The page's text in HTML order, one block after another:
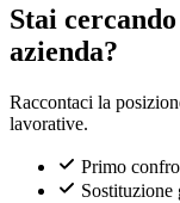
Stai
azienda?
Raccontaci la
lavorative.
Primo
Sostituzione